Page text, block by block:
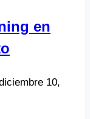
en
10,